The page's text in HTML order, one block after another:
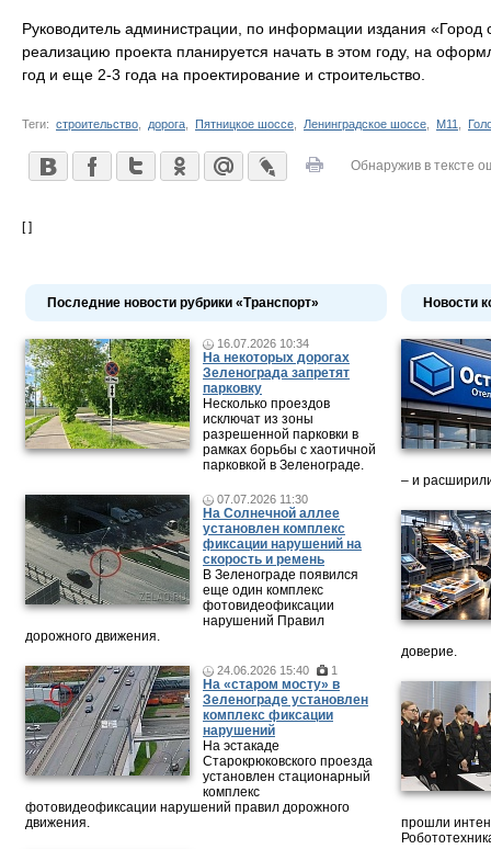
Руководитель администрации, по информации издания «Город
реализацию проекта планируется начать в этом году, на
год и еще 2-3 года на проектирование и строительство.
Теги: строительство дорога Пятницкое шоссе Ленинградское шоссе М11
Обнаружив в тексте
[ ]
Последние новости рубрики «Транспорт»
16.07.2026 10:34
На некоторых дорогах
Зеленограда запретят
парковку
Несколько проездов
исключат из зоны
разрешенной парковки в
рамках борьбы с хаотичной
парковкой в Зеленограде.
07.07.2026 11:30
На Солнечной аллее
установлен комплекс
фиксации нарушений на
скорость и ремень
В Зеленограде появился
еще один комплекс
фотовидеофиксации
нарушений Правил
дорожного движения.
24.06.2026 15:40 1
На «старом мосту» в
Зеленограде установлен
комплекс фиксации
нарушений
На эстакаде
Старокрюковского проезда
установлен стационарный
комплекс
фотовидеофиксации нарушений правил дорожного
движения.
Новости
– и
доверие.
прошли